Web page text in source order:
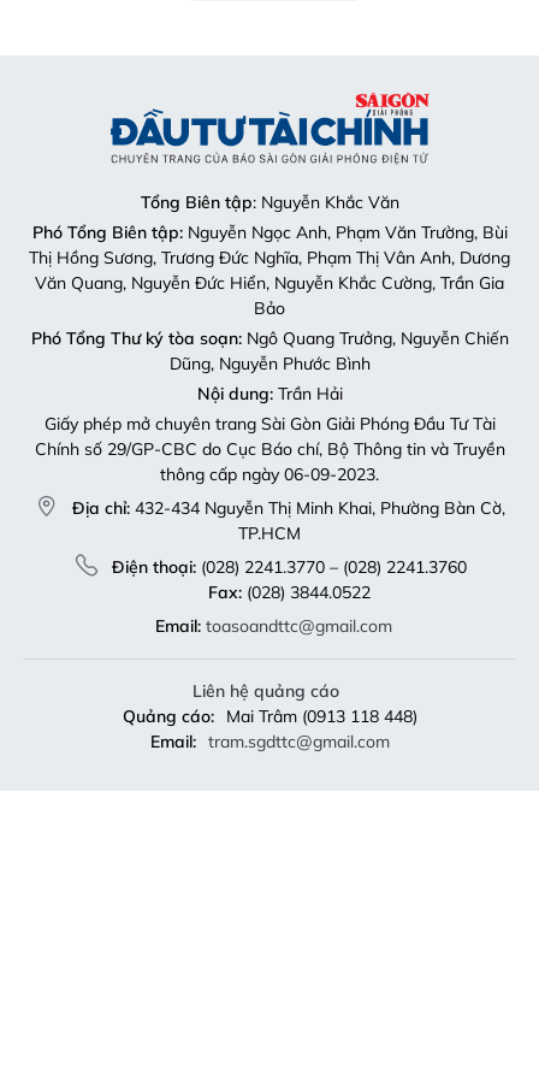
Tổng Biên tập: Nguyễn Khắc Văn
Phó Tổng Biên tập:Nguyễn Ngọc Anh, Phạm Văn Trường, Bùi
Thị Hồng Sương, Trương Đức Nghĩa, Phạm Thị Vân Anh, Dương
Văn Quang, Nguyễn Đức Hiển, Nguyễn Khắc Cường, Trần Gia
Bảo
Phó Tổng Thư ký tòa soạn:Ngô Quang Trưởng, Nguyễn Chiến
Dũng, Nguyễn Phước Bình
Nội dung:Trần Hải
Giấy phép mở chuyên trang Sài Gòn Giải Phóng Đầu Tư Tài
Chính số 29/GP-CBC do Cục Báo chí, Bộ Thông tin và Truyền
thông cấp ngày 06-09-2023.
Địa chỉ: 432-434 Nguyễn Thị Minh Khai, Phường Bàn Cờ,
TP.HCM
Điện thoại:(028) 2241.3770 – (028) 2241.3760
Fax:(028) 3844.0522
Email: toasoandttc@gmail.com
Liên hệ quảng cáo
Quảng cáo:
Mai Trâm (0913 118 448)
Email: tram.sgdttc@gmail.com